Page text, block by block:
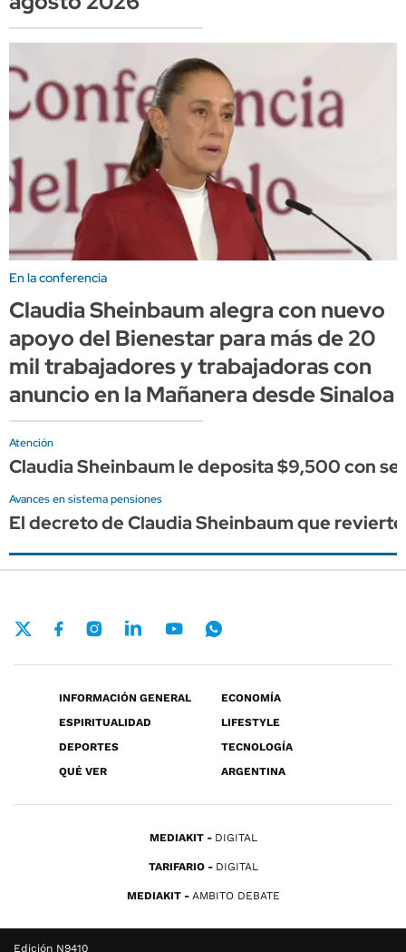
En la conferencia
Claudia Sheinbaum alegra con nuevo
apoyo del Bienestar para más de 20
mil trabajadores y trabajadoras con
anuncio en la Mañanera desde Sinaloa
Atención
Claudia Sheinbaum le deposita $9,500 con
Avances en sistema pensiones
El decreto de Claudia Sheinbaum que
INFORMACIÓN GENERAL
ECONOMÍA
ESPIRITUALIDAD
LIFESTYLE
DEPORTES
TECNOLOGÍA
QUÉ VER
ARGENTINA
MEDIAKIT DIGITAL
TARIFARIO DIGITAL
MEDIAKIT AMBITO DEBATE
Edición N9410